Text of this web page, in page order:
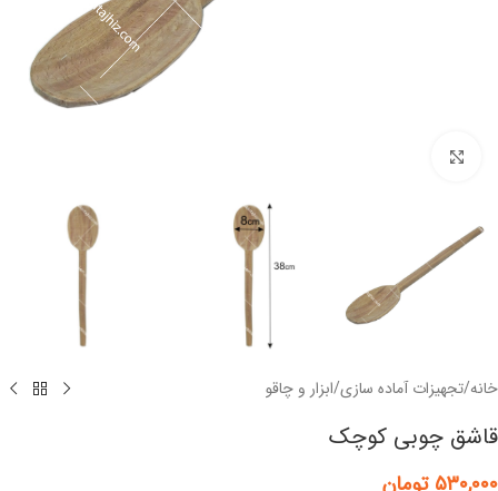
خانه/تجهیزات آماده سازی/ابزار و چاقو
قاشق چوبی کوچک
۵۳۰,۰۰۰ تومان